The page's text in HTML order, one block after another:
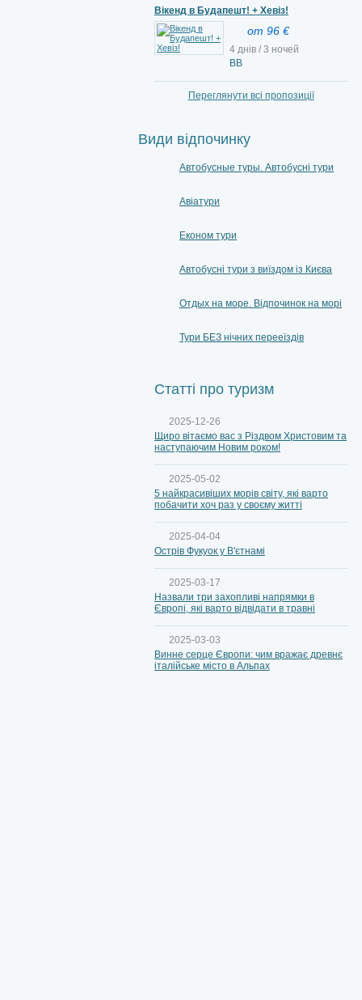
Вікенд в Будапешт! + Хевіз!
от 96 €
4 днів / 3 ночей
ВВ
Переглянути всі пропозиції
Види відпочинку
Автобусные туры. Автобусні тури
Авіатури
Економ тури
Автобусні тури з виїздом із Києва
Отдых на море. Відпочинок на морі
Тури БЕЗ нічних перееїздів
Статті про туризм
2025-12-26
Щиро вітаємо вас з Різдвом Христовим та
наступаючим Новим роком!
2025-05-02
5 найкрасивіших морів світу, які варто
побачити хоч раз у своєму житті
2025-04-04
Острів Фукуок у В'єтнамі
2025-03-17
Назвали три захопливі напрямки в
Європі, які варто відвідати в травні
2025-03-03
Винне серце Європи: чим вражає древнє
італійське місто в Альпах